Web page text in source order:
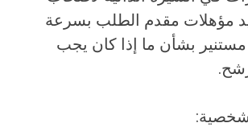
مؤهلات مقدم الطلب بسرعة
مستنير بشأن ما إذا كان يجب